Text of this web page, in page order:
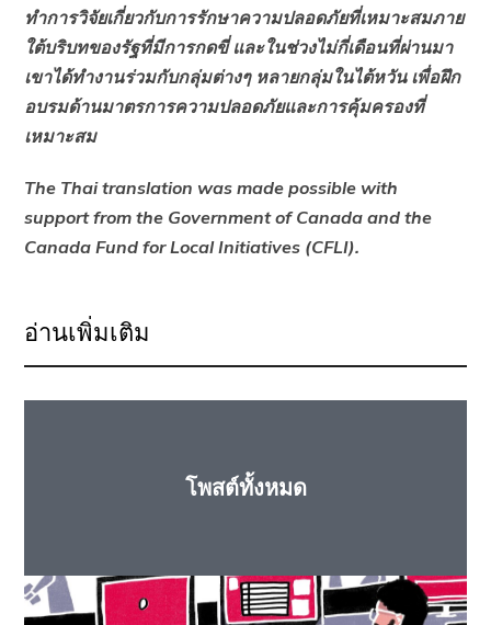
ทำการวิจัยเกี่ยวกับการรักษาความปลอดภัยที่เหมาะสมภาย
ใต้บริบทของรัฐที่มีการกดขี่ และในช่วงไม่กี่เดือนที่ผ่านมา
เขาได้ทำงานร่วมกับกลุ่มต่างๆ หลายกลุ่มในไต้หวัน เพื่อฝึก
อบรมด้านมาตรการความปลอดภัยและการคุ้มครองที่
เหมาะสม
The Thai translation was made possible with
support from the Government of Canada and the
Canada Fund for Local Initiatives (CFLI).
อ่านเพิ่มเติม
โพสต์ทั้งหมด